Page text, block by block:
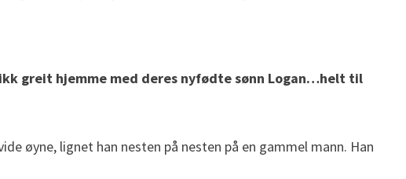
greit hjemme med deres nyfødte sønn Logan…helt til
øyne, lignet han nesten på nesten på en gammel mann. Han